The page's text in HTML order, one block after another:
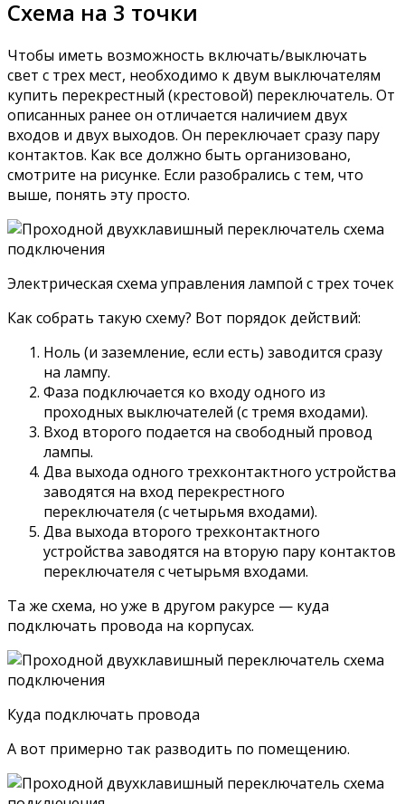
Схема на 3 точки
Чтобы иметь возможность включать/выключать
свет с трех мест, необходимо к двум выключателям
купить перекрестный (крестовой) переключатель. От
описанных ранее он отличается наличием двух
входов и двух выходов. Он переключает сразу пару
контактов. Как все должно быть организовано,
смотрите на рисунке. Если разобрались с тем, что
выше, понять эту просто.
Электрическая схема управления лампой с трех точек
Как собрать такую схему? Вот порядок действий:
Ноль (и заземление, если есть) заводится сразу
на лампу.
Фаза подключается ко входу одного из
проходных выключателей (с тремя входами).
Вход второго подается на свободный провод
лампы.
Два выхода одного трехконтактного устройства
заводятся на вход перекрестного
переключателя (с четырьмя входами).
Два выхода второго трехконтактного
устройства заводятся на вторую пару контактов
переключателя с четырьмя входами.
Та же схема, но уже в другом ракурсе — куда
подключать провода на корпусах.
Куда подключать провода
А вот примерно так разводить по помещению.